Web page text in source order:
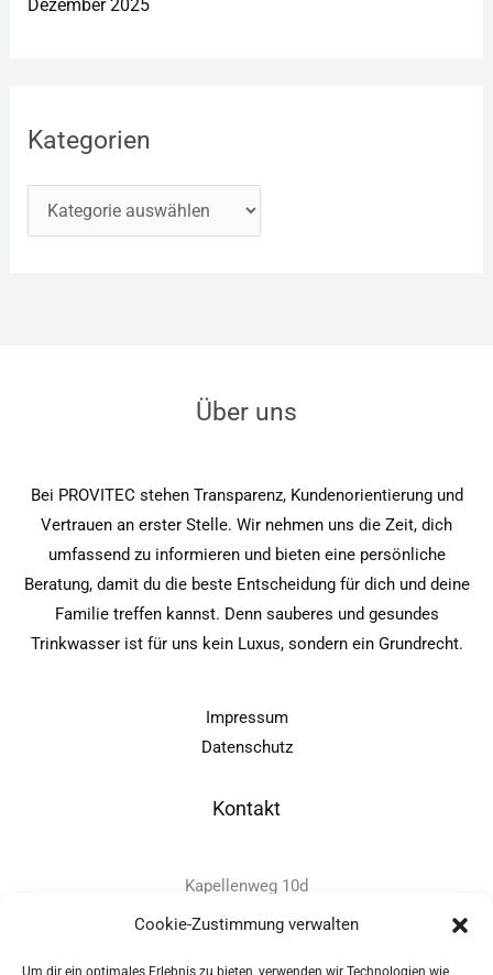
Cookie-Zustimmung verwalten
Um dir ein optimales Erlebnis zu bieten, verwenden wir Technologien wie
Dezember 2025
Kategorien
Über uns
Bei PROVITEC stehen Transparenz, Kundenorientierung und
Vertrauen an erster Stelle. Wir nehmen uns die Zeit, dich
umfassend zu informieren und bieten eine persönliche
Beratung, damit du die beste Entscheidung für dich und deine
Familie treffen kannst. Denn sauberes und gesundes
Trinkwasser ist für uns kein Luxus, sondern ein Grundrecht.
Impressum
Datenschutz
Kontakt
Kapellenweg 10d
D-94575 Windorf